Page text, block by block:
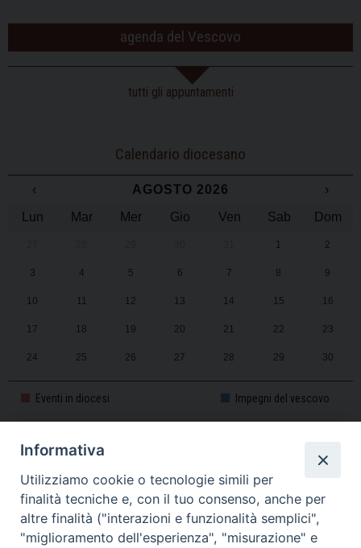
agenda del Vescovo
tutti gli appuntamenti
Calendario diocesano
‹ AGOSTO 2026
›
Lun
Mar Mer Gio Ven Sab Dom
1 2
3 4 5 6 7 8 9
10 11 12 13 14 15 16
17 18 19 20 21 22 23
24 25 26 27 28 29 30
Eventi in diocesi Impegni del vescovo
CALENDARIO PASTORALE 2025-2026
Informativa
Utilizziamo cookie o tecnologie simili per
finalità tecniche e, con il tuo consenso, anche per
altre finalità ("interazioni e funzionalità semplici",
"miglioramento dell'esperienza", "misurazione" e